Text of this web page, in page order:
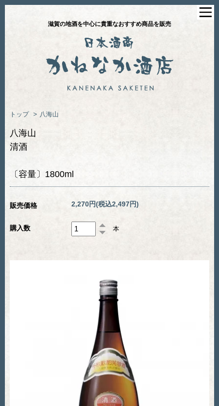
滋賀の地酒を中心に貴重なおすすめ商品を販売
トップ > 八海山
八海山
清酒
〔容量〕1800ml
販売価格 2,270円(税込2,497円)
購入数 本